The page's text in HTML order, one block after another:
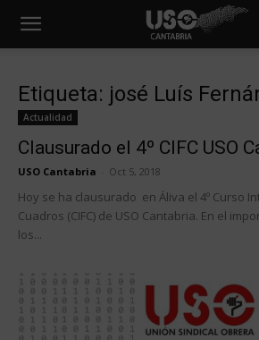
Etiqueta: josé Luís
Actualidad
Clausurado el 4º CIFC USO
USO Cantabria Oct 5, 2018
Hoy se ha clausurado en Áliva el 4º Curso
Cuadros (CIFC) de USO Cantabria. En el
los...